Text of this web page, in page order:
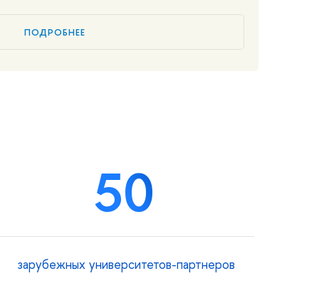
ПОДРОБНЕЕ
50
зарубежных университетов-партнеров